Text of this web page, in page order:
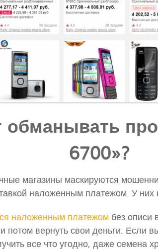
обманывать
6700»?
магазины маскируются
наложенным платежом. У них
наложенным платежом без описи
потом вернуть свои деньги. Если
все что угодно, даже семена